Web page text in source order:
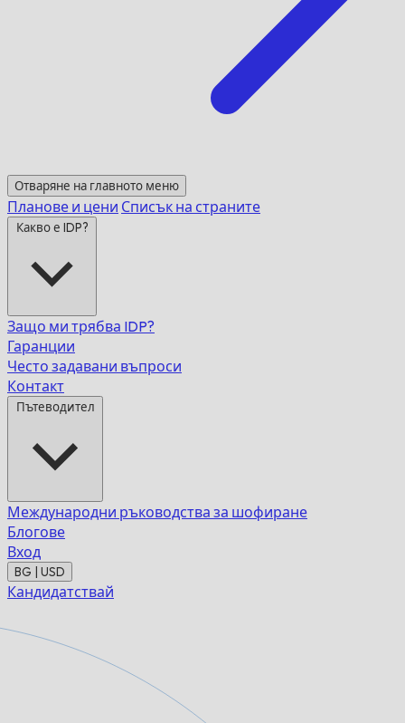
Отваряне на главното меню
Планове и цени Списък на страните
Какво е IDP?
Защо ми трябва IDP?
Гаранции
Често задавани въпроси
Контакт
Пътеводител
Международни ръководства за шофиране
Блогове
Вход
BG | USD
Кандидатствай